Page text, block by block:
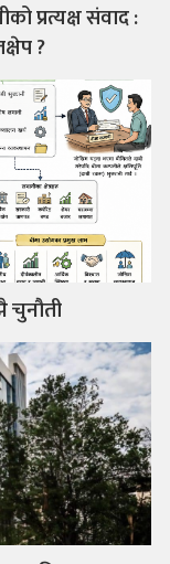
प्रत्यक्ष संवाद :
?
चुनौती